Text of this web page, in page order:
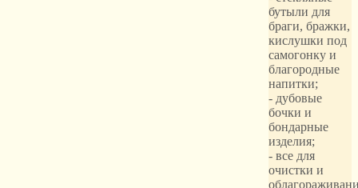
бутыли для
браги, бражки,
кислушки под
самогонку и
благородные
напитки;
- дубовые
бочки и
бондарные
изделия;
- все для
очистки и